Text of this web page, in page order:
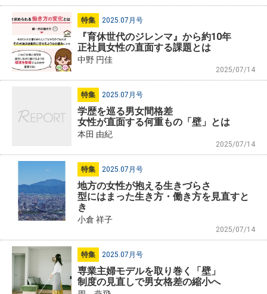
特集 2025.07月号
2025/07/14
『育休世代のジレンマ』から約10年
正社員女性の直面する課題とは
中野 円佳
特集 2025.07月号
2025/07/14
学歴を巡る男女間格差
女性が直面する何重もの「壁」とは
本田 由紀
特集 2025.07月号
2025/07/14
地方の女性が抱える生きづらさ
型にはまった生き方・働き方を見直すと
き
小倉 祥子
特集 2025.07月号
専業主婦モデルを取り巻く「壁」
制度の見直しで男女格差の縮小へ